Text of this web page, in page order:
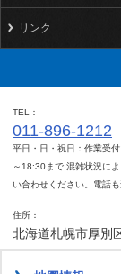
リンク
TEL
011-896-1212
平日・日・祝日：作業受
～18:30まで 混雑状況に
い合わせください。電話
住所
北海道札幌市厚別